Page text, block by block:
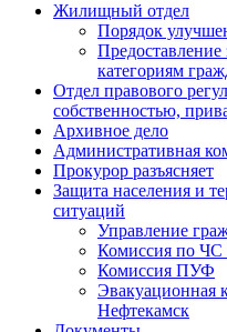
Жилищный отдел
Порядок
категориям
Отдел правового
собственностью,
Архивное дело
Административная
Прокурор разъясняет
Защита населения и
ситуаций
Управление
Комиссия по
Комиссия ПУФ
Эвакуационная
Нефтекамск